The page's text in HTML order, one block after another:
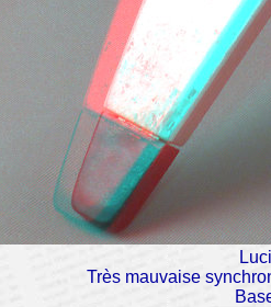
Très mauvaise